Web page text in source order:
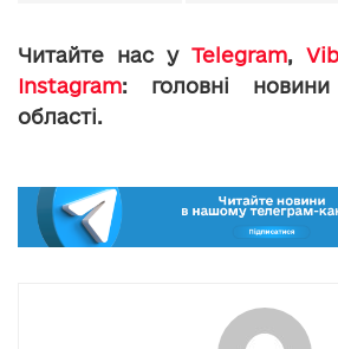
Читайте нас у Telegram,
Instagram: головні
області.